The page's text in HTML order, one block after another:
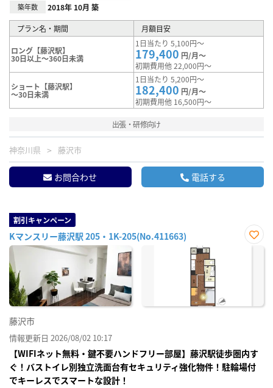
築年数 2018年 10月 築
プラン名・期間 月額目安
ロング【藤沢駅】
30日以上～360日未満
1日当たり 5,100円～
179,400 円/月～
初期費用他 22,000円～
ショート【藤沢駅】
～30日未満
1日当たり 5,200円～
182,400 円/月～
初期費用他 16,500円～
出張・研修向け
神奈川県 藤沢市
お問合わせ 電話する
割引キャンペーン
Kマンスリー藤沢駅 205・1K-205(No.411663)
お気
藤沢市
情報更新日 2026/08/02 10:17
【WIFIネット無料・鍵不要ハンドフリー部屋】藤沢駅徒歩圏内す
ぐ！バストイレ別独立洗面台有セキュリティ強化物件！駐輪場付
でキーレスでスマートな設計！